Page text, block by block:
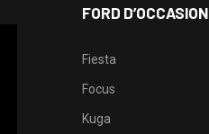
FORD D’OCCASION
Fiesta
Focus
Kuga